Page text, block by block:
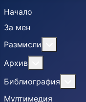
Начало
За мен
Размисли
Архив
Библиография
Мултимедия